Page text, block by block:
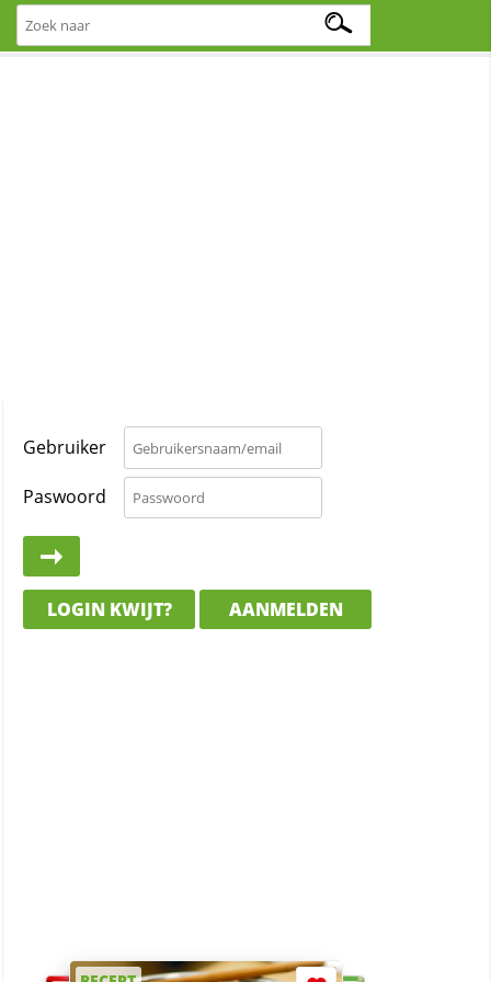
Gebruiker
Paswoord
LOGIN KWIJT? AANMELDEN